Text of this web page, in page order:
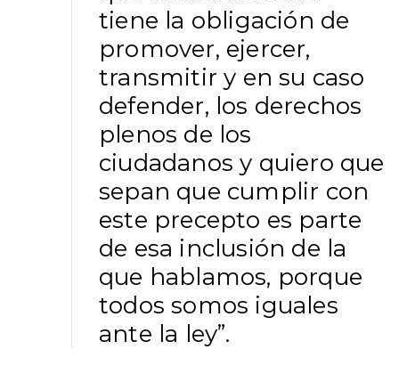
tiene la obligación de
promover, ejercer,
transmitir y en su caso
defender, los derechos
plenos de los
ciudadanos y quiero que
sepan que cumplir con
este precepto es parte
de esa inclusión de la
que hablamos, porque
todos somos iguales
ante la ley”.